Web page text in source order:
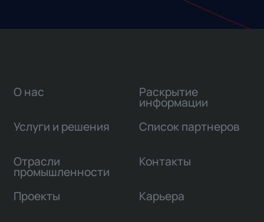
О нас
Услуги и решения
Отрасли
промышленности
Проекты
Раскрытие
информации
Список партнеров
Контакты
Карьера